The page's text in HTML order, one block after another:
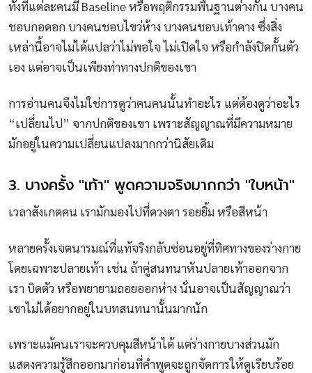
ทั้งที่แต่ละคนมี Baseline หรือพฤติกรรมพื้นฐานต่างกัน บางคน
ชอบกอดอก บางคนชอบไขว่ห้าง บางคนชอบเท้าคาง ซึ่งสิ่ง
เหล่านี้อาจไม่ได้แปลว่าไม่พอใจ ไม่เปิดใจ หรือกำลังปิดกั้นตัว
เอง แต่อาจเป็นเพียงท่าทางปกติของเขา
การอ่านคนจึงไม่ใช่การดูว่าคนคนนั้นทำอะไร แต่ต้องดูว่าอะไร
“เปลี่ยนไป” จากปกติของเขา เพราะสัญญาณที่มีความหมาย
มักอยู่ในความเปลี่ยนแปลงมากกว่านิสัยเดิม
3. บางครั้ง "เท้า" พูดความจริงมากกว่า "ใบหน้า"
เวลาสังเกตคน เรามักมองไปที่ดวงตา รอยยิ้ม หรือสีหน้า
หลายครั้งเจตนารมณ์ที่แท้จริงกลับซ่อนอยู่ที่ทิศทางของร่างกาย
โดยเฉพาะปลายเท้า เช่น ถ้าคู่สนทนาหันปลายเท้าออกจาก
เรา บิดตัว หรือพยายามถอยออกห่าง นั่นอาจเป็นสัญญาณว่า
เขาไม่ได้อยากอยู่ในบทสนทนานั้นมากนัก
เพราะแม้คนเราจะควบคุมสีหน้าได้ แต่ร่างกายบางส่วนมัก
แสดงความรู้สึกออกมาก่อนที่คำพูดจะถูกจัดการให้ดูเรียบร้อย